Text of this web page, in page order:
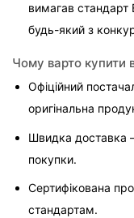
вимагав стандарт
будь-який з
Чому варто купити
Офіційний
оригінальна
Швидка доставка
покупки.
Сертифікована
стандартам.